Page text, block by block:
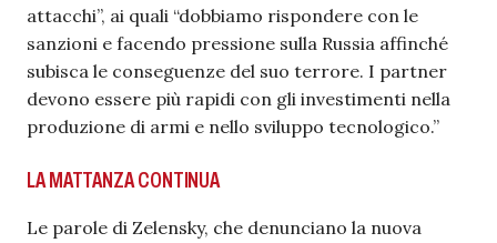
attacchi”, ai quali “dobbiamo rispondere con le
sanzioni e facendo pressione sulla Russia affinché
subisca le conseguenze del suo terrore. I partner
devono essere più rapidi con gli investimenti nella
produzione di armi e nello sviluppo tecnologico.”
LA MATTANZA CONTINUA
Le parole di Zelensky, che denunciano la nuova